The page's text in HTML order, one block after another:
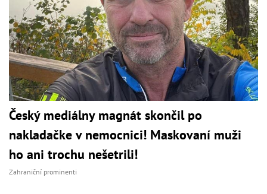
Český mediálny magnát skončil po
nakladačke v nemocnici! Maskovaní muži
ho ani trochu nešetrili!
Zahraniční prominenti